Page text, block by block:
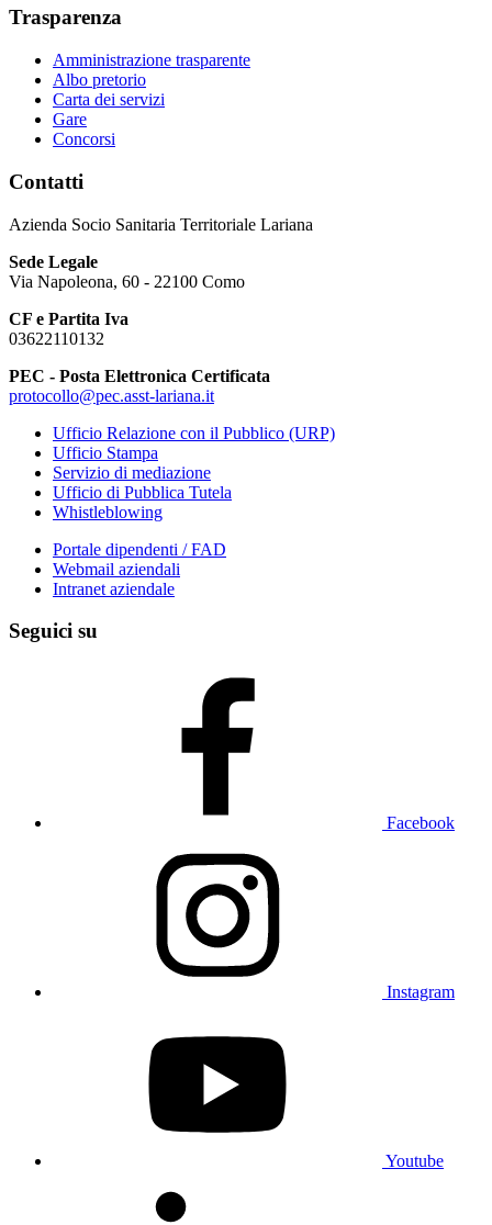
Trasparenza
Amministrazione trasparente
Albo pretorio
Carta dei servizi
Gare
Concorsi
Contatti
Azienda Socio Sanitaria Territoriale Lariana
Sede Legale
Via Napoleona, 60 - 22100 Como
CF e Partita Iva
03622110132
PEC - Posta Elettronica Certificata
protocollo@pec.asst-lariana.it
Ufficio Relazione con il Pubblico (URP)
Ufficio Stampa
Servizio di mediazione
Ufficio di Pubblica Tutela
Whistleblowing
Portale dipendenti / FAD
Webmail aziendali
Intranet aziendale
Seguici su
Facebook
Instagram
Youtube